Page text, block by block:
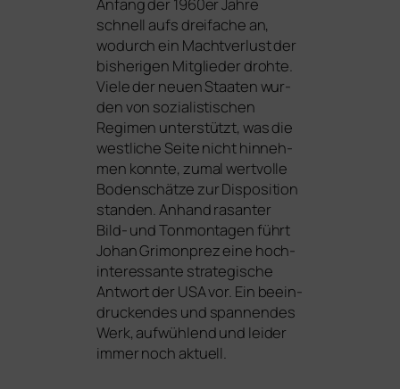
schnell aufs drei­fa­che an,
wodurch ein Machtverlust der
bis­he­ri­gen Mitglieder droh­te.
Viele der neu­en Staaten wur­
den von sozia­lis­ti­schen
Regimen unter­stützt, was die
west­li­che Seite nicht hin­neh­
men konn­te, zumal wert­vol­le
Bodenschätze zur Disposition
stan­den. Anhand rasan­ter
Bild- und Tonmontagen führt
Johan Grimonprez eine hoch­
in­ter­es­san­te stra­te­gi­sche
Antwort der USAvor. Ein beein­
dru­cken­des und span­nen­des
Werk, auf­wüh­lend und lei­der
immer noch aktuell.